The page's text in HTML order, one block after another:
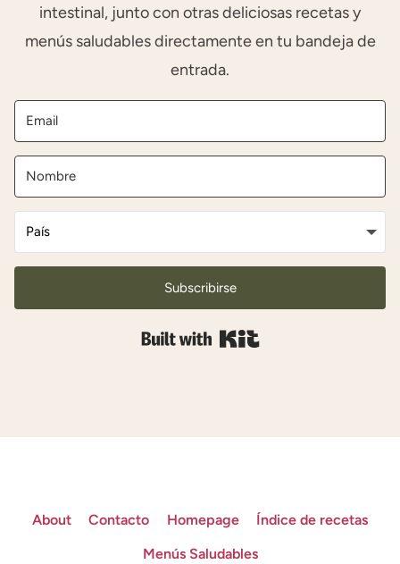
intestinal, junto con otras deliciosas recetas y
menús saludables directamente en tu bandeja de
entrada.
Subscribirse
Built with Kit
About Contacto Homepage
Índice de recetas
Menús Saludables